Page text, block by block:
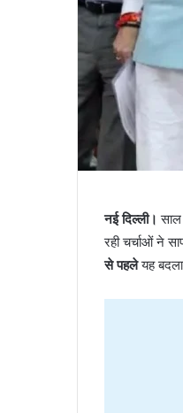
नई दिल्ली।
रही चर्चाओं ने
से पहलेयह